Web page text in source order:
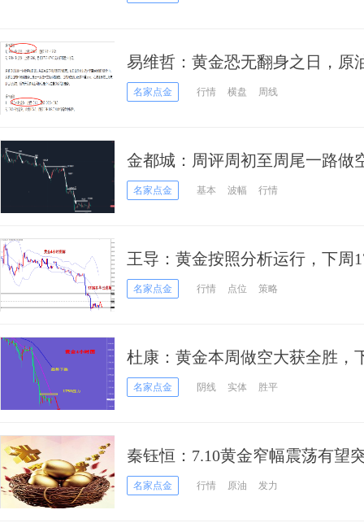
易维哲：黄金恐无翻身之日，原
名家点金 行情 横盘 周线
金都城：周评周初至周尾一路做
名家点金 基本 波幅 行情
王导：黄金按照分析运行，下周
名家点金 行情 点位 策略
杜康：黄金本周做空大获全胜，
名家点金 阴线 实体 胜平
秦钰恒：7.10黄金窄幅震荡有望
涨。
名家点金 行情 原油 发力